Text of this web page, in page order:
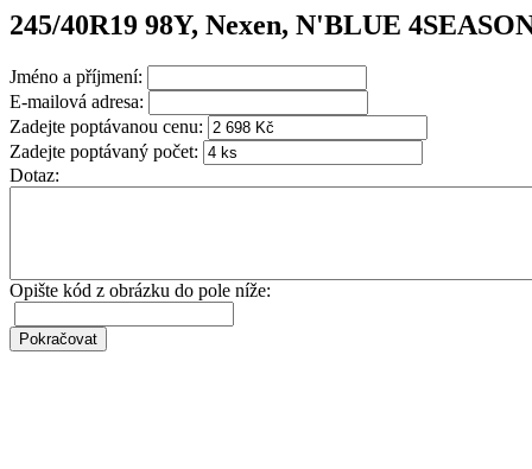
245/40R19 98Y, Nexen, N'BLUE
Jméno a příjmení:
E-mailová adresa:
Zadejte poptávanou cenu:
Zadejte poptávaný počet:
Dotaz:
Opište kód z obrázku do pole níže: